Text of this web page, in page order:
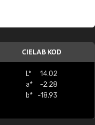
CIELAB KOD
L*
14.02
a*
-2.28
b*
-18.93
Home and
and speedy delivery"